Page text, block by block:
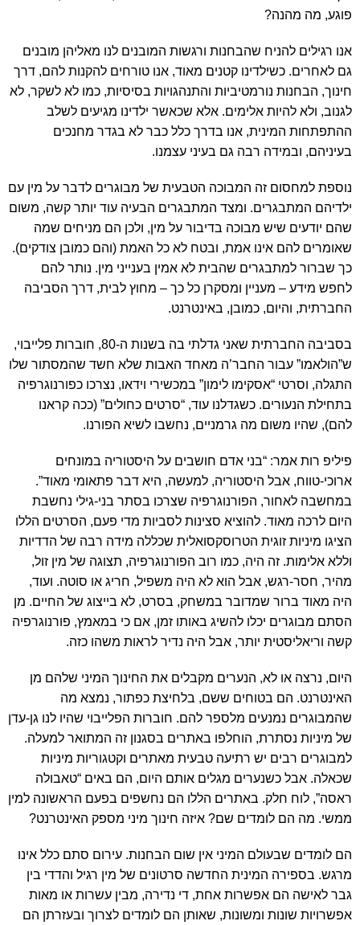
פוגע, מה מהנה?
אנו רגילים להניח שהבחנות ורגשות המובנים לנו מאליהן מובנים
גם לאחרים. כשילדינו קטנים מאוד, אנו טורחים להקנות להם, דרך
חינוך, הבחנות נורמטיביות והתנהגויות בסיסיות, כמו לא לשקר, לא
לגנוב, ולא להיות אלימים. אלא שכאשר ילדינו מגיעים לשלב
ההתפתחות המינית, אנו בדרך כלל כבר לא בגדר מחנכים
בעיניהם, ובמידה רבה גם בעיני עצמנו.
נוספת למחסום זה המבוכה הטבעית של מבוגרים לדבר על מין עם
ילדיהם המתבגרים. ומצד המתבגרים הבעיה עוד יותר קשה, משום
שהם יודעים שיש מבוכה בדיבור על מין, ולכן הם מניחים שמה
שאומרים להם אינו אמת, ובטח לא כל האמת (והם כמובן צודקים).
כך שברור למתבגרים שהבית לא אמין בענייני מין. נותר להם
לחפש מידע – מעניין ומסקרן כל כך – מחוץ לבית, דרך הסביבה
החברתית, והיום, כמובן, באינטרנט.
בסביבה החברתית שאני גדלתי בה בשנות ה-80, חוברות פלייבוי,
ש”הולאמו” עבור החבר’ה מאחד האבות שלא חשד שהמסתור שלו
התגלה, וסרטי “אסקימו לימון” במכשירי וידאו, נצרכו כפורנוגרפיה
בתחילת הנעורים. כשגדלנו עוד, “סרטים כחולים” (ככה קראנו
להם), שהיו משום מה גרמניים, נחשבו לשיא הפורנו.
פיליפ רות אמר: “בני אדם חושבים על היסטוריה במונחים
ארוכי-טווח, אבל היסטוריה, למעשה, היא דבר פתאומי מאוד”.
במחשבה לאחור, הפורנוגרפיה שצרכו בסתר בני-גילי נחשבת
היום לרכה מאוד. להוציא סצינות לסביות מדי פעם, הסרטים הללו
הציגו מיניות זוגית הטרוסקסואלית שכללה מידה רבה של הדדיות
וללא אלימות. זה היה, כמו רוב הפורנוגרפיה, תצוגה של מין זול,
מהיר, חסר-רגש, אבל הוא לא היה משפיל, חריג או סוטה. ועוד,
היה מאוד ברור שמדובר במשחק, בסרט, לא בייצוג של החיים. מן
הסתם מבוגרים יכלו להשיג באותו זמן, אם כי במאמץ, פורנוגרפיה
קשה וריאליסטית יותר, אבל היה נדיר לראות משהו כזה.
היום, נרצה או לא, הנערים מקבלים את החינוך המיני שלהם מן
האינטרנט. הם בטוחים ששם, בלחיצת כפתור, נמצא מה
שהמבוגרים נמנעים מלספר להם. חוברות הפלייבוי שהיו לנו גן-עדן
של מיניות נסתרת, הוחלפו באתרים בסגנון זה המתואר למעלה.
למבוגרים רבים יש רתיעה טבעית מאתרים וקטגוריות מיניות
שכאלה. אבל כשנערים מגלים אותם היום, הם באים “טאבולה
ראסה”, לוח חלק. באתרים הללו הם נחשפים בפעם הראשונה למין
ממשי. מה הם לומדים שם? איזה חינוך מיני מספק האינטרנט?
הם לומדים שבעולם המיני אין שום הבחנות. עירום סתם כלל אינו
מרגש. בספירה המינית החדשה סרטונים של מין רגיל והדדי בין
גבר לאישה הם אפשרות אחת, די נדירה, מבין עשרות או מאות
אפשרויות שונות ומשונות, שאותן הם לומדים לצרוך ובעזרתן הם